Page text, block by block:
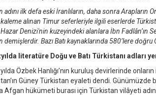
adını ilk defa eski İranlıların, daha sonra Arapların
kaleme alınan Timur seferleriyle ilgili eserlerde
Denizi'nin kuzeyindeki alanlara İbn Fadlân’ın
demişlerdir. Bazı Batı kaynaklarında 580’lere doğru
literatüre Doğu ve Batı Türkistanı adları
Özbek Hanlığı’nın kuruluş devirlerinde
Güney Türkistan eyaleti dendi. Günümüzde
Afgan hükümeti burası için Türkistan vilâyeti